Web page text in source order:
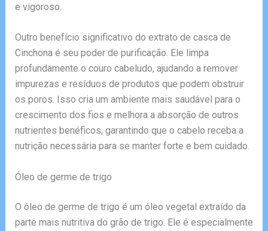
e vigoroso.
Outro benefício significativo do extrato de casca de
Cinchona é seu poder de purificação. Ele limpa
profundamente o couro cabeludo, ajudando a remover
impurezas e resíduos de produtos que podem obstruir
os poros. Isso cria um ambiente mais saudável para o
crescimento dos fios e melhora a absorção de outros
nutrientes benéficos, garantindo que o cabelo receba a
nutrição necessária para se manter forte e bem cuidado.
Óleo de germe de trigo
O óleo de germe de trigo é um óleo vegetal extraído da
parte mais nutritiva do grão de trigo. Ele é especialmente